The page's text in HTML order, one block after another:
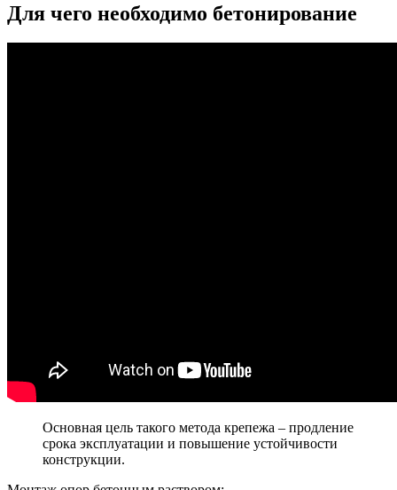
Для чего необходимо бетонирование
Основная цель такого метода крепежа – продление
срока эксплуатации и повышение устойчивости
конструкции.